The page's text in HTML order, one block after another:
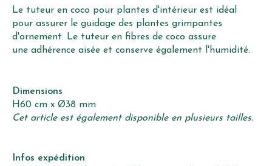
Le tuteur en coco pour plantes d'intérieur est idéal
pour assurer le guidage des plantes grimpantes
d'ornement. Le tuteur en fibres de coco assure
une adhérence aisée et conserve également l'humidité.
Dimensions
H60 cm x Ø38 mm
Cet article est également disponible en plusieurs tailles.
Infos expédition